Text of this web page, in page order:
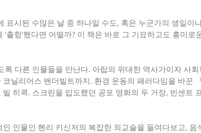
표시된 수많은 날 중 하나일 수도, 혹은 누군가의 생일이
출항'했다면 어떨까? 이 책은 바로 그 기묘하고도 흥미로
다른 인물들을 만난다. 아랍의 위대한 역사가이자 사회
닐리어스 밴더빌트까지. 환경 운동의 패러다임을 바꾼
히콕. 스크린을 압도했던 공포 영화의 두 거장, 빈센트
인물인 헨리 키신저의 복잡한 외교술을 들여다보고, 음